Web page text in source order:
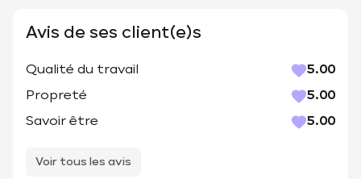
Avis de ses client(e)s
Qualité du travail
5.00
Propreté
5.00
Savoir être
5.00
Voir tous les avis